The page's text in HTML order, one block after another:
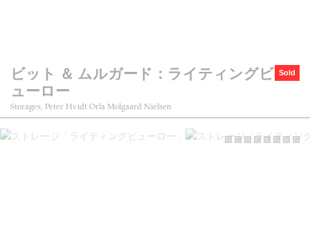
Sold
ビット ＆ ムルガード：ライティングビ
ューロー
Storages, Peter Hvidt Orla Molgaard Nielsen